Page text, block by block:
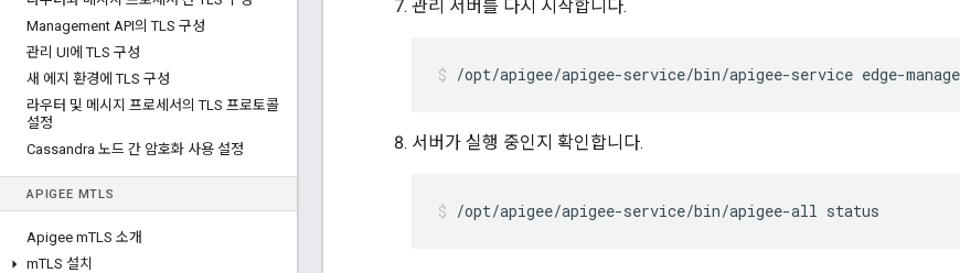
Management API의 TLS 구성
관리 UI에 TLS 구성
새 에지 환경에 TLS 구성
라우터 및 메시지 프로세서의 TLS 프로토콜
설정
Cassandra 노드 간 암호화 사용 설정
APIGEE MTLS
Apigee mTLS 소개
mTLS 설치
관리 서버를 다시 시작합니다.
/opt/apigee/apigee-service/bin/apigee-service edge-
서버가 실행 중인지 확인합니다.
/opt/apigee/apigee-service/bin/apigee-all status